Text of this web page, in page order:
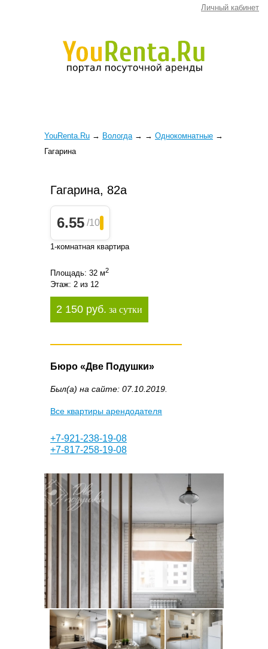
Личный кабинет
YouRenta.Ru → Вологда → → Однокомнатные →
Гагарина
Гагарина, 82а
6.55 /10
1-комнатная квартира
Площадь: 32 м2
Этаж: 2 из 12
2 150 руб. за сутки
Бюро «Две Подушки»
Был(а) на сайте: 07.10.2019.
Все квартиры арендодателя
+7-921-238-19-08
+7-817-258-19-08